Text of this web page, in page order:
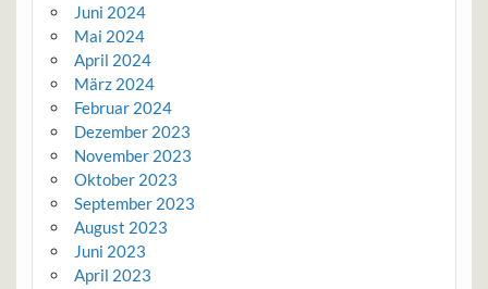
Juni 2024
Mai 2024
April 2024
März 2024
Februar 2024
Dezember 2023
November 2023
Oktober 2023
September 2023
August 2023
Juni 2023
April 2023